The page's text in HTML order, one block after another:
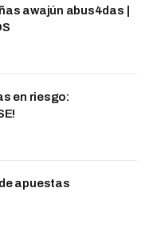
awajún abus4das |
en riesgo:
apuestas